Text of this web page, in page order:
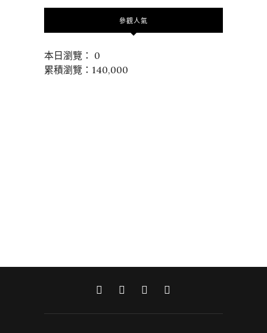
參觀人氣
本日瀏覽： 0
累積瀏覽：140,000